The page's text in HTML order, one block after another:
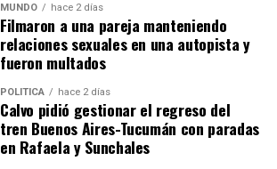
MUNDO hace 2 días
Filmaron a una pareja manteniendo
relaciones sexuales en una autopista y
fueron multados
POLITICA hace 2 días
Calvo pidió gestionar el regreso del
tren Buenos Aires-Tucumán con paradas
en Rafaela y Sunchales